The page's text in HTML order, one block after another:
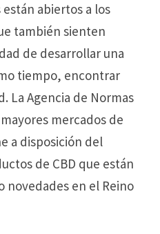
abiertos a los
también sienten
de desarrollar una
tiempo, encontrar
La Agencia de Normas
mercados de
a disposición del
de CBD que están
novedades en el Reino